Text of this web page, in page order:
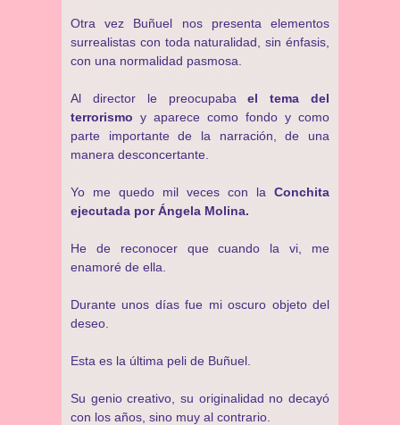
Otra vez Buñuel nos presenta elementos
surrealistas con toda naturalidad, sin énfasis,
con una normalidad pasmosa.
Al director le preocupabael tema del
terrorismo y aparece como fondo y como
parte importante de la narración, de una
manera desconcertante.
Yo me quedo mil veces con la Conchita
ejecutada por Ángela Molina.
He de reconocer que cuando la vi, me
enamoré de ella.
Durante unos días fue mi oscuro objeto del
deseo.
Esta es la última peli de Buñuel.
Su genio creativo, su originalidad no decayó
con los años, sino muy al contrario.